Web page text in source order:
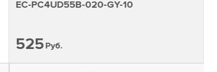
EC-PC4UD55B-020-GY-10
525Руб.